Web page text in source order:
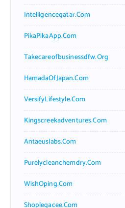
Intelligenceqatar.com
PikaPikaApp.com
Takecareofbusinessdfw.org
HamadaOfJapan.com
VersifyLifestyle.com
Kingscreekadventures.com
Antaeuslabs.com
Purelycleanchemdry.com
WishOping.com
Shoplegacee.com